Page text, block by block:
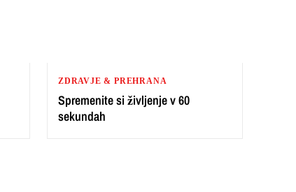
ZDRAVJE & PREHRANA
Spremenite si življenje v 60
sekundah